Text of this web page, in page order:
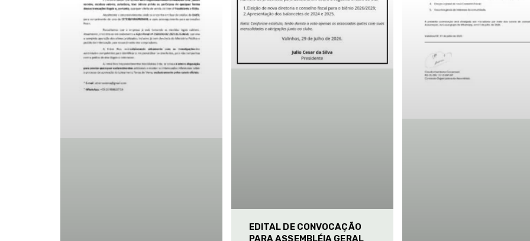
EDITAL DE CONVOCAÇÃO
PARA ASSEMBLÉIA GERAL